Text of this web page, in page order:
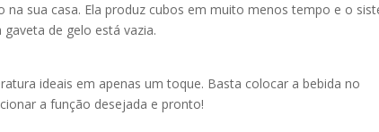
na sua casa. Ela produz cubos em muito menos tempo e o
de gelo está vazia.
ideais em apenas um toque. Basta colocar a bebida no
a função desejada e pronto!